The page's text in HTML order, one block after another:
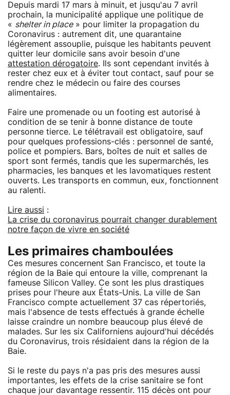
Depuis mardi 17 mars à minuit, et jusqu'au 7 avril
prochain, la municipalité applique une politique de
« shelter in place» pour limiter la propagation du
Coronavirus : autrement dit, une quarantaine
légèrement assouplie, puisque les habitants peuvent
quitter leur domicile sans avoir besoin d'une
attestation dérogatoire. Ils sont cependant invités à
rester chez eux et à éviter tout contact, sauf pour se
rendre chez le médecin ou faire des courses
alimentaires.
Faire une promenade ou un footing est autorisé à
condition de se tenir à bonne distance de toute
personne tierce. Le télétravail est obligatoire, sauf
pour quelques professions-clés : personnel de santé,
police et pompiers. Bars, boîtes de nuit et salles de
sport sont fermés, tandis que les supermarchés, les
pharmacies, les banques et les lavomatiques restent
ouverts. Les transports en commun, eux, fonctionnent
au ralenti.
Lire aussi :
La crise du coronavirus pourrait changer durablement
notre façon de vivre en société
Les primaires chamboulées
Ces mesures concernent San Francisco, et toute la
région de la Baie qui entoure la ville, comprenant la
fameuse Silicon Valley. Ce sont les plus drastiques
prises pour l'heure aux États-Unis. La ville de San
Francisco compte actuellement 37 cas répertoriés,
mais l'absence de tests effectués à grande échelle
laisse craindre un nombre beaucoup plus élevé de
malades. Sur les six Californiens aujourd'hui décédés
du Coronavirus, trois résidaient dans la région de la
Baie.
Si le reste du pays n'a pas pris des mesures aussi
importantes, les effets de la crise sanitaire se font
chaque jour davantage ressentir. 115 décès ont pour